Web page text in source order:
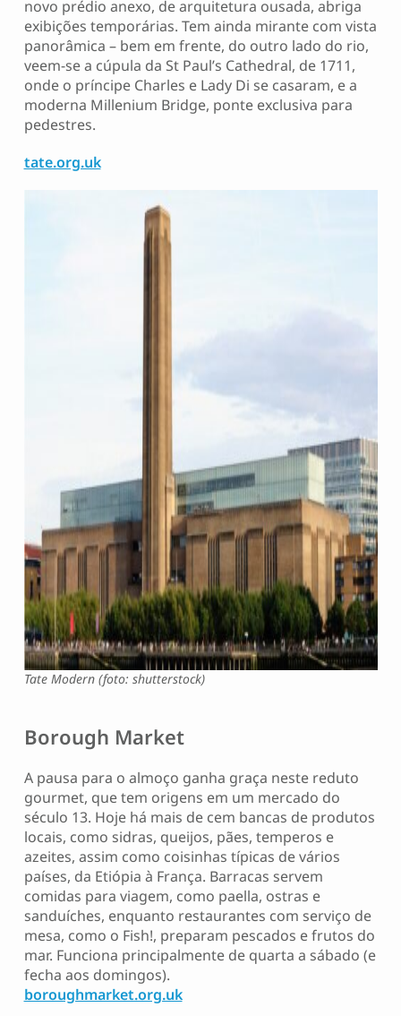
novo prédio anexo, de arquitetura ousada, abriga
exibições temporárias. Tem ainda mirante com vista
panorâmica – bem em frente, do outro lado do rio,
veem-se a cúpula da St Paul’s Cathedral, de 1711,
onde o príncipe Charles e Lady Di se casaram, e a
moderna Millenium Bridge, ponte exclusiva para
pedestres.
tate.org.uk
Tate Modern (foto: shutterstock)
Borough Market
A pausa para o almoço ganha graça neste reduto
gourmet, que tem origens em um mercado do
século 13. Hoje há mais de cem bancas de produtos
locais, como sidras, queijos, pães, temperos e
azeites, assim como coisinhas típicas de vários
países, da Etiópia à França. Barracas servem
comidas para viagem, como paella, ostras e
sanduíches, enquanto restaurantes com serviço de
mesa, como o Fish!, preparam pescados e frutos do
mar. Funciona principalmente de quarta a sábado (e
fecha aos domingos).
boroughmarket.org.uk